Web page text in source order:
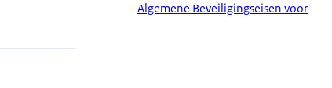
Algemene Beveiligingseisen voor